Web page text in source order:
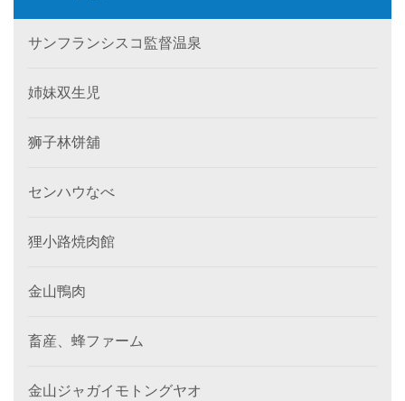
サンフランシスコ監督温泉
姉妹双生児
狮子林饼舖
センハウなべ
狸小路焼肉館
金山鴨肉
畜産、蜂ファーム
金山ジャガイモトングヤオ